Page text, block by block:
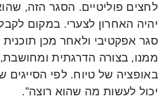
לחצים פוליטיים. הסגר הזה,
יהיה האחרון לצערי. במקום
סגר אפקטיבי ולאחר מכן
ממנו, בצורה הדרגתית
באופציה של טיוח. לפי
יכול לעשות מה שהוא רוצה”.